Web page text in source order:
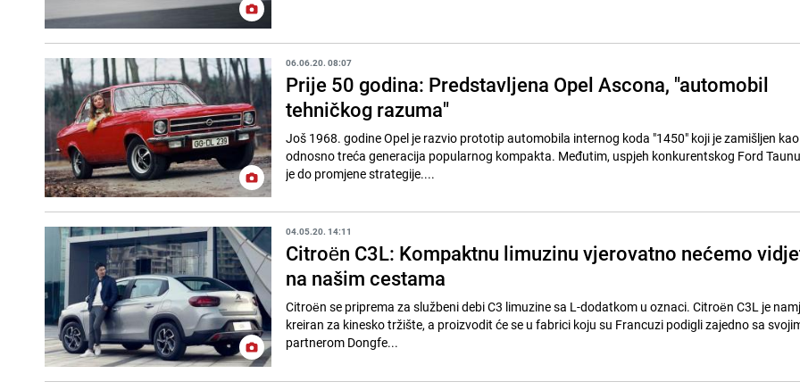
06.06.20. 08:07
Prije 50 godina: Predstavljena Opel Ascona, "automobil
tehničkog razuma"
Još 1968. godine Opel je razvio prototip automobila internog koda "1450" koji je zamišljen
odnosno treća generacija popularnog kompakta. Međutim, uspjeh konkurentskog Ford
je do promjene strategije....
04.05.20. 14:11
Citroën C3L: Kompaktnu limuzinu vjerovatno nećemo
na našim cestama
Citroën se priprema za službeni debi C3 limuzine sa L-dodatkom u oznaci. Citroën C3L je
kreiran za kinesko tržište, a proizvodit će se u fabrici koju su Francuzi podigli zajedno sa
partnerom Dongfe...